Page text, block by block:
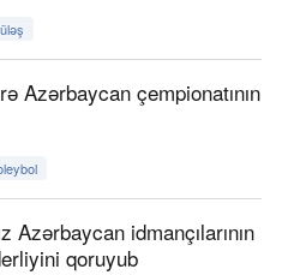
Azərbaycan çempionatının
Azərbaycan idmançılarının
qoruyub